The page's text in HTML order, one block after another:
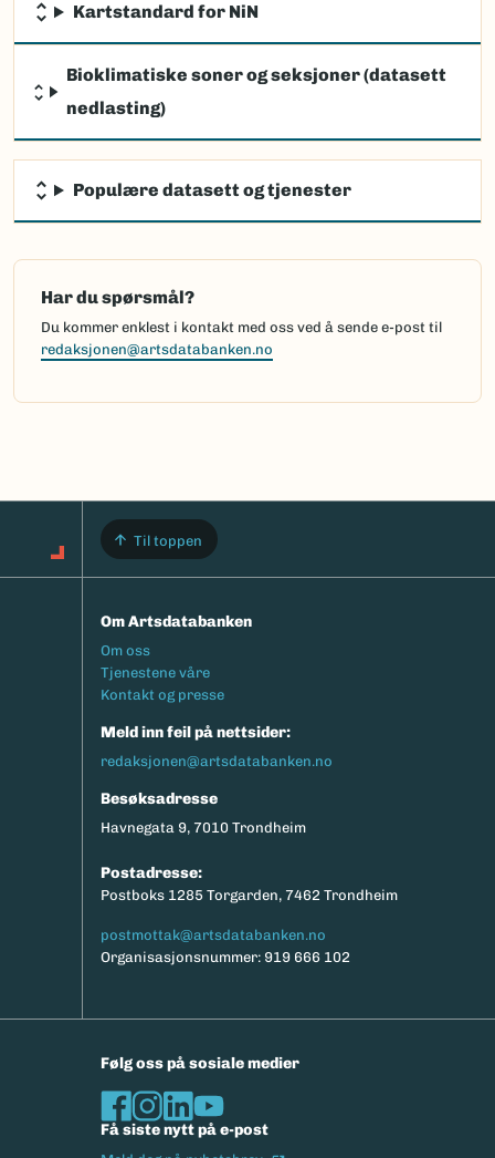
Kartstandard for NiN
Bioklimatiske soner og seksjoner (datasett
nedlasting)
Populære datasett og tjenester
Har du spørsmål?
Du kommer enklest i kontakt med oss ved å sende e-post til
redaksjonen@artsdatabanken.no
Til toppen
Om Artsdatabanken
Footermeny
Om oss
Tjenestene våre
Kontakt og presse
Meld inn feil på nettsider:
redaksjonen@artsdatabanken.no
Besøksadresse
Havnegata 9, 7010 Trondheim
Postadresse:
Postboks 1285 Torgarden, 7462 Trondheim
postmottak@artsdatabanken.no
Organisasjonsnummer: 919 666 102
Følg oss på sosiale medier
Få siste nytt på e-post